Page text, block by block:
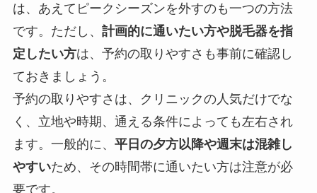
は、あえてピークシーズンを外すのも一つの方法
です。ただし、 計画的に通いたい方や脱毛器を指
定したい方は、予約の取りやすさも事前に確認し
ておきましょう。
予約の取りやすさは、クリニックの人気だけでな
く、立地や時期、通える条件によっても左右され
ます。一般的に、 平日の夕方以降や週末は混雑し
やすいため、その時間帯に通いたい方は注意が必
要です。